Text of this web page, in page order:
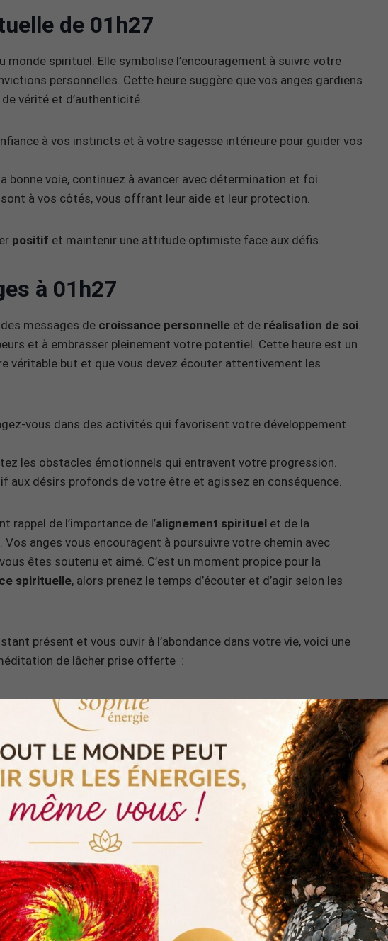
de 01h27
monde spirituel. Elle symbolise l’encouragement à suivre votre
personnelles. Cette heure suggère que vos anges gardiens
vérité et d’authenticité.
à vos instincts et à votre sagesse intérieure pour guider vos
bonne voie, continuez à avancer avec détermination et foi.
sont à vos côtés, vous offrant leur aide et leur protection.
positif et maintenir une attitude optimiste face aux défis.
à 01h27
messages de croissance personnelle et de réalisation de soi.
et à embrasser pleinement votre potentiel. Cette heure est un
véritable but et que vous devez écouter attentivement les
vous dans des activités qui favorisent votre développement
les obstacles émotionnels qui entravent votre progression.
aux désirs profonds de votre être et agissez en conséquence.
rappel de l’importance de l’alignement spirituel et de la
anges vous encouragent à poursuivre votre chemin avec
êtes soutenu et aimé. C’est un moment propice pour la
spirituelle, alors prenez le temps d’écouter et d’agir selon les
présent et vous ouvir à l’abondance dans votre vie, voici une
de lâcher prise offerte :
LA MÉDITATION OFFERTE